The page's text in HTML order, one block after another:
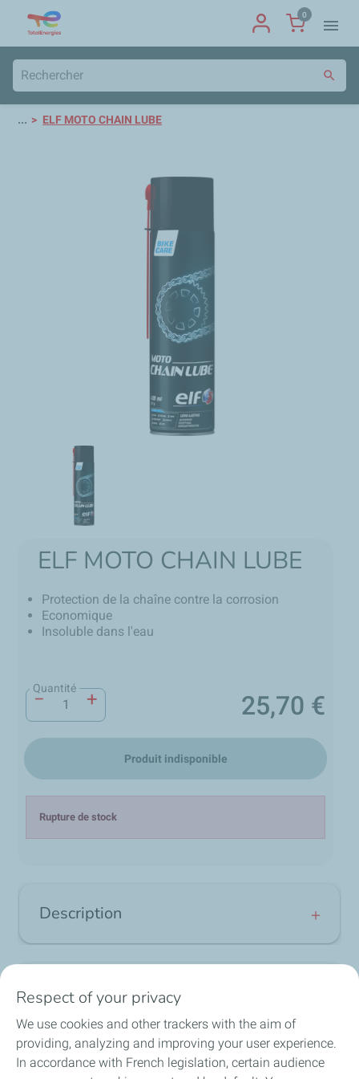
0
menu
search
... ELF MOTO CHAIN LUBE
ELF MOTO CHAIN LUBE
Protection de la chaîne contre la corrosion
Economique
Insoluble dans l'eau
Quantité
− + Prix
25,70 €
Produit indisponible
Rupture de stock
Description
ELF MOTO CHAIN LUBE est une graisse pour chaîne
de moto à très hautes performances. Cette huile a été
optimale des chaines de transmission moto.
Avis
Respect of your privacy
We use cookies and other trackers with the aim of
providing, analyzing and improving your user experience.
In accordance with French legislation, certain audience